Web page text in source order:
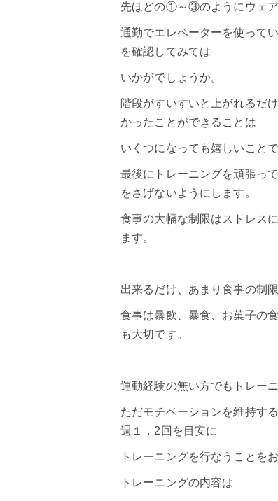
先ほどの①～③のようにウェア
通勤でエレベーターを使って
を確認してみては
いかがでしょうか。
階段がすいすいと上がれるだ
かったことができることは
いくつになっても嬉しいことで
最後にトレーニングを頑張っ
をさげないようにします。
食事の大幅な制限はストレス
ます。
出来るだけ、あまり食事の制
食事は暴飲、暴食、お菓子の
も大切です。
運動経験の無い方でもトレー
ただモチベーションを維持す
週１，2回を目安に
トレーニングを行なうことを
トレーニングの内容は